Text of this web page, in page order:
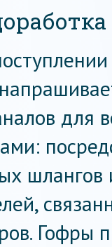
для
Гофры